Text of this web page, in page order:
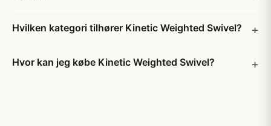
Hvilken kategori tilhører Kinetic Weighted Swivel?
Hvor kan jeg købe Kinetic Weighted Swivel?